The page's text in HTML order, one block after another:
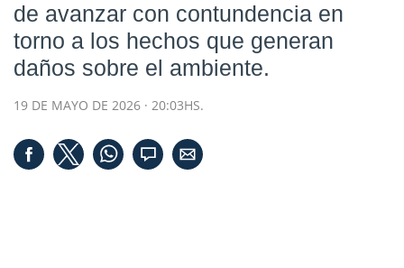
de avanzar con contundencia en
torno a los hechos que generan
daños sobre el ambiente.
19 DE MAYO DE 2026 · 20:03HS.